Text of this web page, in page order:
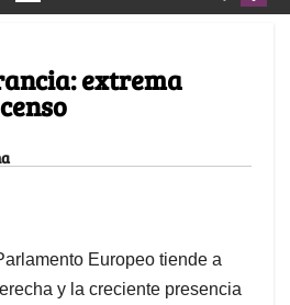
extrema
Europeo tiende a
y la creciente presencia